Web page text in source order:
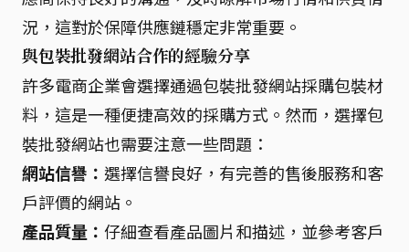
況，這對於保障供應鏈穩定非常重要。
與包裝批發網站合作的經驗分享
許多電商企業會選擇通過包裝批發網站採購包裝材
料，這是一種便捷高效的採購方式。然而，選擇包
裝批發網站也需要注意一些問題：
網站信譽： 選擇信譽良好，有完善的售後服務和客
戶評價的網站。
產品質量： 仔細查看產品圖片和描述，並參考客戶